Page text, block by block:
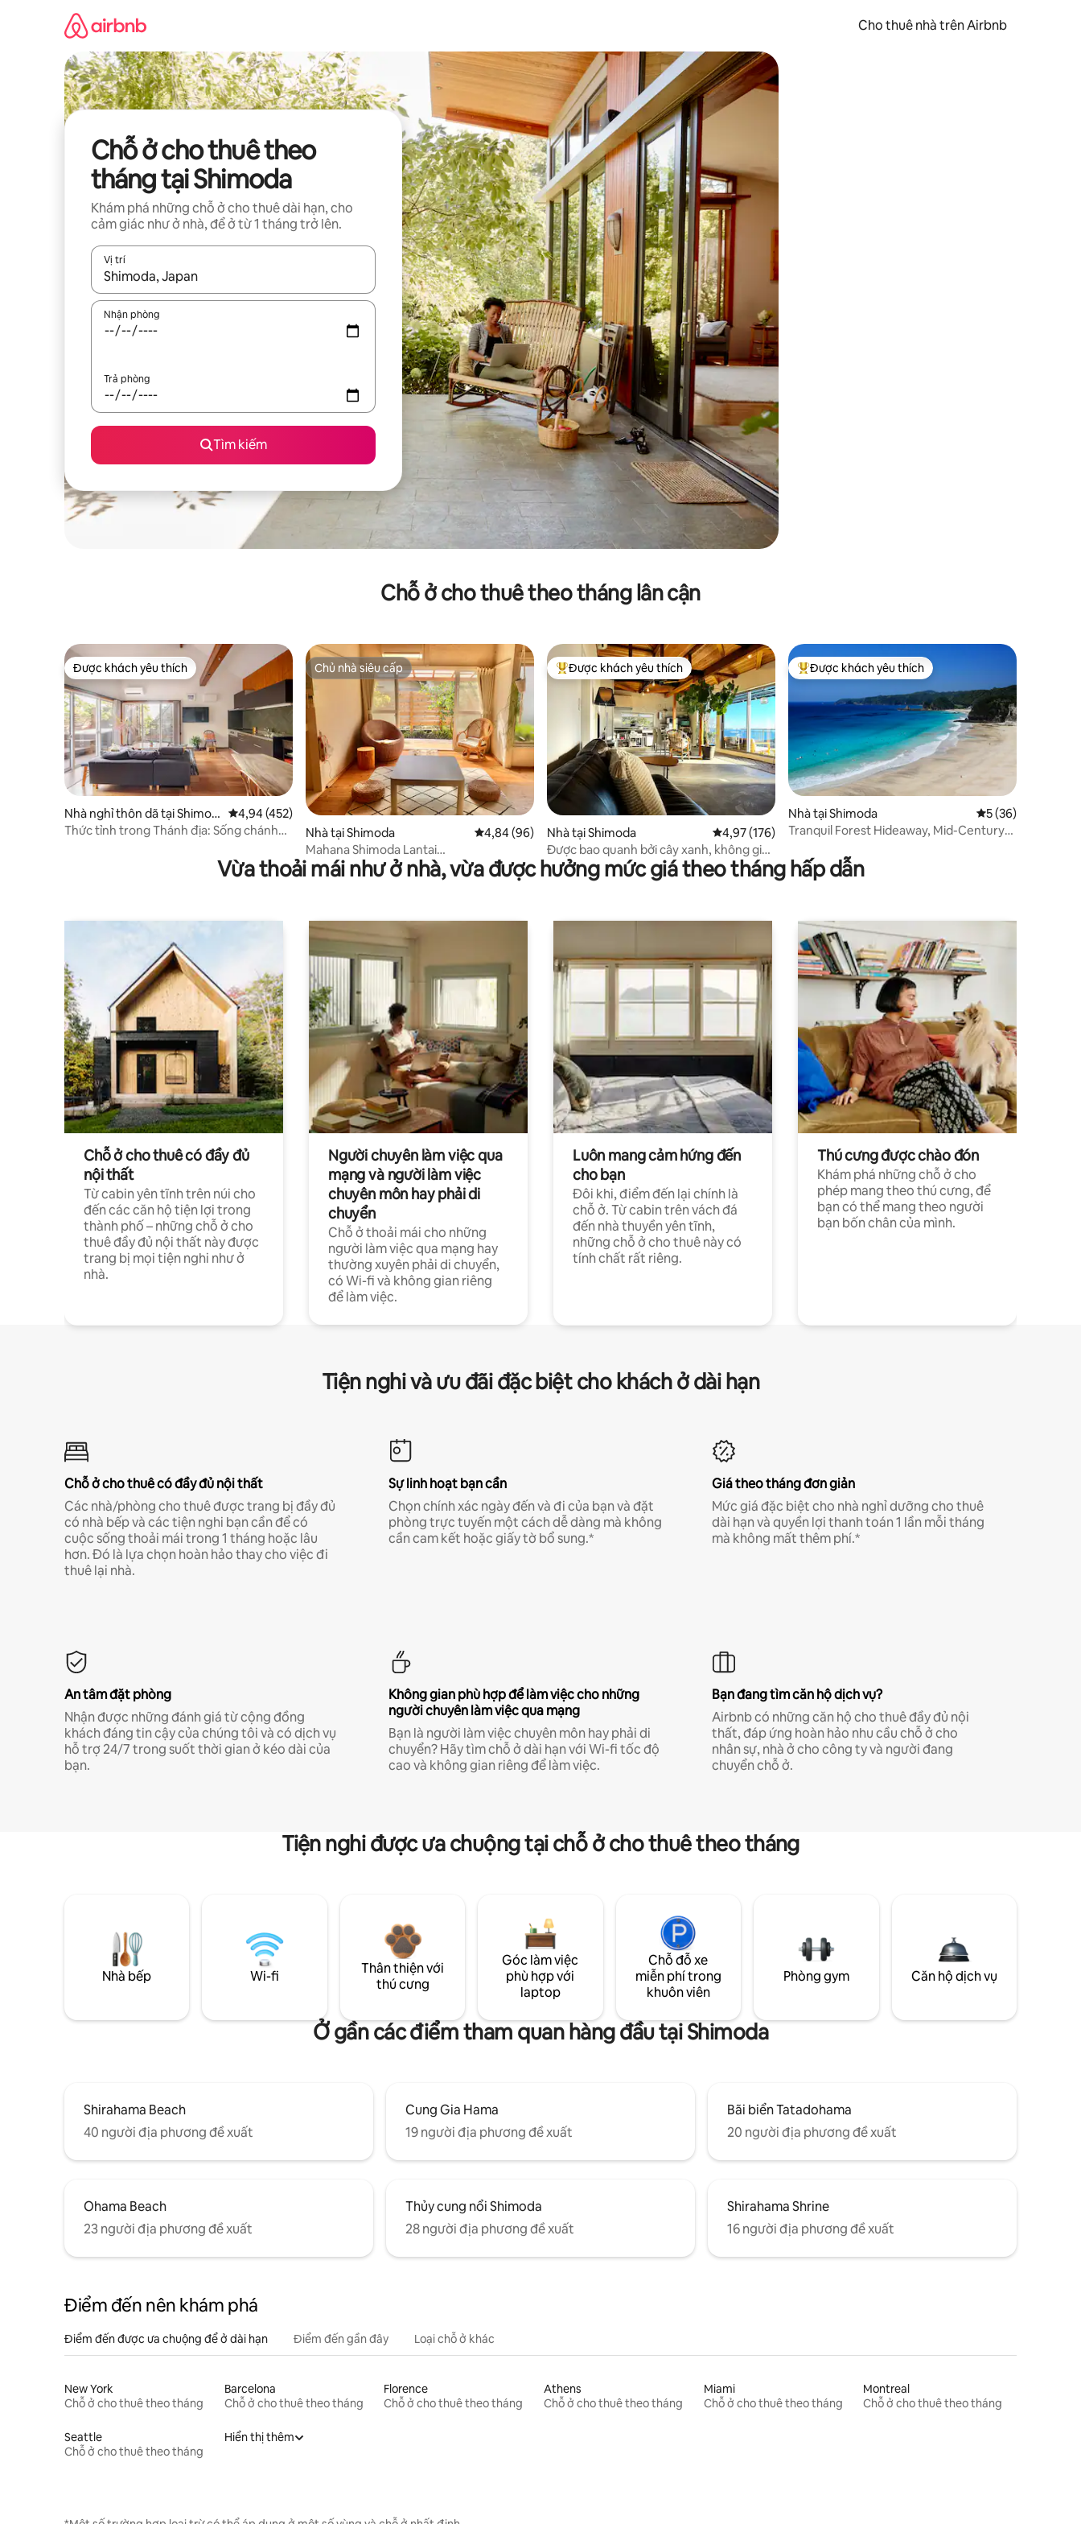
Cho thuê nhà trên Airbnb
Chỗ ở cho thuê theo
tháng tại Shimoda
Khám phá những chỗ ở cho thuê dài hạn, cho
cảm giác như ở nhà, để ở từ 1 tháng trở lên.
Vị trí
Khi có kết quả, hãy điều hướng bằng phím mũi tên lên và xuống hoặc khám phá bằng các thao tác chạm hoặc vuốt.
Nhận phòng
Trả phòng
Tìm kiếm
Chỗ ở cho thuê theo tháng lân cận
Được khách yêu thích
Được khách yêu thích
Nhà nghỉ thôn dã tại Shimod
a
Xếp hạng trung bình 4,94/5, 452 đánh giá
4,94 (452)
Thức tỉnh trong Thánh địa: Sống chánh
Chủ nhà siêu cấp
Chủ nhà siêu cấp
Nhà tại Shimoda Xếp hạng trung bình 4,84/5, 96 đánh giá
4,84 (96)
Mahana Shimoda Lantai
Temple/Shizukana 1 nhà cho 2 người
Được khách yêu thích nhất
Được khách yêu thích
Nhà tại Shimoda Xếp hạng trung bình 4,97/5, 176 đánh giá
4,97 (176)
Được bao quanh bởi cây xanh, không gian
nơi bạn có thể cảm nhận làn gió biển của
Bãi biển Irita trên một ngọn đồi 3LDK
Được khách yêu thích nhất
Được khách yêu thích
Nhà tại Shimoda Xếp hạng trung
5 (36)
Tranquil Forest Hideaway, Mid-Century
Vừa thoải mái như ở nhà, vừa được hưởng mức giá theo tháng hấp dẫn
Chỗ ở cho thuê có đầy đủ
nội thất
Từ cabin yên tĩnh trên núi cho
đến các căn hộ tiện lợi trong
thành phố – những chỗ ở cho
thuê đầy đủ nội thất này được
trang bị mọi tiện nghi như ở
nhà.
Người chuyên làm việc qua
mạng và người làm việc
chuyên môn hay phải di
chuyển
Chỗ ở thoải mái cho những
người làm việc qua mạng hay
thường xuyên phải di chuyển,
có Wi-fi và không gian riêng
để làm việc.
Luôn mang cảm hứng đến
cho bạn
Đôi khi, điểm đến lại chính là
chỗ ở. Từ cabin trên vách đá
đến nhà thuyền yên tĩnh,
những chỗ ở cho thuê này có
tính chất rất riêng.
Thú cưng được chào đón
Khám phá những chỗ ở cho
phép mang theo thú cưng, để
bạn có thể mang theo người
bạn bốn chân của mình.
Tiện nghi và ưu đãi đặc biệt cho khách ở dài hạn
Chỗ ở cho thuê có đầy đủ nội thất
Các nhà/phòng cho thuê được trang bị đầy đủ
có nhà bếp và các tiện nghi bạn cần để có
cuộc sống thoải mái trong 1 tháng hoặc lâu
hơn. Đó là lựa chọn hoàn hảo thay cho việc đi
thuê lại nhà.
Sự linh hoạt bạn cần
Chọn chính xác ngày đến và đi của bạn và đặt
phòng trực tuyến một cách dễ dàng mà không
cần cam kết hoặc giấy tờ bổ sung.*
Giá theo tháng đơn giản
Mức giá đặc biệt cho nhà nghỉ dưỡng cho thuê
dài hạn và quyền lợi thanh toán 1 lần mỗi tháng
mà không mất thêm phí.*
An tâm đặt phòng
Nhận được những đánh giá từ cộng đồng
khách đáng tin cậy của chúng tôi và có dịch vụ
hỗ trợ 24/7 trong suốt thời gian ở kéo dài của
bạn.
Không gian phù hợp để làm việc cho những
người chuyên làm việc qua mạng
Bạn là người làm việc chuyên môn hay phải di
chuyển? Hãy tìm chỗ ở dài hạn với Wi-fi tốc độ
cao và không gian riêng để làm việc.
Bạn đang tìm căn hộ dịch vụ?
Airbnb có những căn hộ cho thuê đầy đủ nội
thất, đáp ứng hoàn hảo nhu cầu chỗ ở cho
nhân sự, nhà ở cho công ty và người đang
chuyển chỗ ở.
Tiện nghi được ưa chuộng tại chỗ ở cho thuê theo tháng
Nhà bếp Wi-fi
Thân thiện với
thú cưng
Góc làm việc
phù hợp với
laptop
Chỗ đỗ xe
miễn phí trong
khuôn viên
Phòng gym Căn hộ dịch vụ
Ở gần các điểm tham quan hàng đầu tại Shimoda
Shirahama Beach
40 người địa phương đề xuất
Cung Gia Hama
19 người địa phương đề xuất
Bãi biển Tatadohama
20 người địa phương đề xuất
Ohama Beach
23 người địa phương đề xuất
Thủy cung nổi Shimoda
28 người địa phương đề xuất
Shirahama Shrine
16 người địa phương đề xuất
Điểm đến nên khám phá
Điểm đến được ưa chuộng để ở dài hạn Điểm đến gần đây Loại chỗ ở khác
New York
Chỗ ở cho thuê theo tháng
Barcelona
Chỗ ở cho thuê theo tháng
Florence
Chỗ ở cho thuê theo tháng
Athens
Chỗ ở cho thuê theo tháng
Miami
Chỗ ở cho thuê theo tháng
Montreal
Chỗ ở cho thuê theo tháng
Seattle
Chỗ ở cho thuê theo tháng
Hiển thị thêm